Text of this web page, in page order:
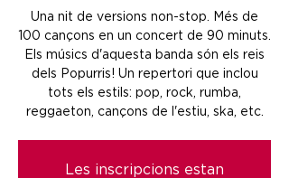
Una nit de versions non-stop. Més de
100 cançons en un concert de 90 minuts.
Els músics d'aquesta banda són els reis
dels Popurris! Un repertori que inclou
tots els estils: pop, rock, rumba,
reggaeton, cançons de l'estiu, ska, etc.
Les inscripcions estan